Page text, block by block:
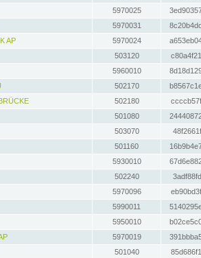
5970025
5970031
AP
5970024
503120
5960010
502170
502180
501080
503070
501160
5930010
502240
5970096
5990011
5950010
5970019
501040